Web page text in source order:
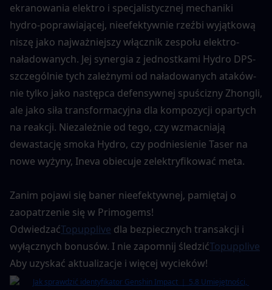
ekranowania elektro i specjalistycznej mechaniki
hydro-poprawiającej, nieefektywnie rzeźbi wyjątkową
niszę jako najważniejszy włącznik zespołu elektro-
naładowanych. Jej synergia z jednostkami Hydro DPS-
szczególnie tych zależnymi od naładowanych ataków-
nie tylko jako następca defensywnej spuścizny Zhongli,
ale jako siła transformacyjna dla kompozycji opartych
na reakcji. Niezależnie od tego, czy wzmacniają
dewastację smoka Hydro, czy podniesienie Taser na
nowe wyżyny, Ineva obiecuje zelektryfikować meta.
Zanim pojawi się baner nieefektywnej, pamiętaj o
zaopatrzenie się w Primogems!
OdwiedzaćTopupplive dla bezpiecznych transakcji i
wyłącznych bonusów. I nie zapomnij śledzićTopupplive
Aby uzyskać aktualizacje i więcej wycieków!